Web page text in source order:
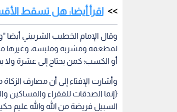
اقرأ أيضا: هل تسقط
وقال الإمام الخطيب الشربيني
لمطعمه ومشربه وملبسه، وغيرها مما
أو الكسب؛ كمن يحتاج إلى عشرة ولا
وأشارت الإفتاء إلى أن مصارف
{إنما الصدقات للفقراء والمساكين
السبيل فريضة من الله والله عليم حكيم} [التوبة: 60]، فالفقير والمسكين